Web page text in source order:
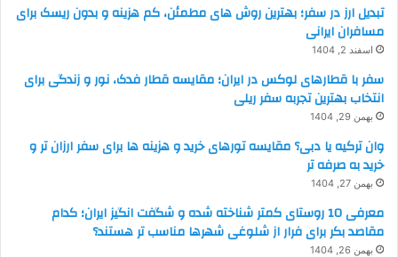
تبدیل ارز در سفر؛ بهترین روش های مطمئن، کم هزینه و بدون ریسک برای
مسافران ایرانی
اسفند 2, 1404
سفر با قطارهای لوکس در ایران؛ مقایسه قطار فدک، نور و زندگی برای
انتخاب بهترین تجربه سفر ریلی
بهمن 29, 1404
وان ترکیه یا دبی؟ مقایسه تورهای خرید و هزینه ها برای سفر ارزان تر و
خرید به صرفه تر
بهمن 27, 1404
معرفی 10 روستای کمتر شناخته شده و شگفت انگیز ایران؛ کدام
مقاصد بکر برای فرار از شلوغی شهرها مناسب تر هستند؟
بهمن 26, 1404